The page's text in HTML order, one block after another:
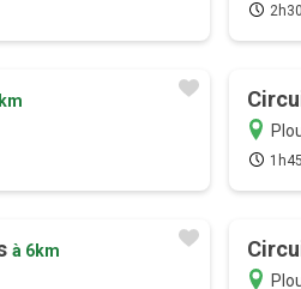
2h30
1h45
à 6km